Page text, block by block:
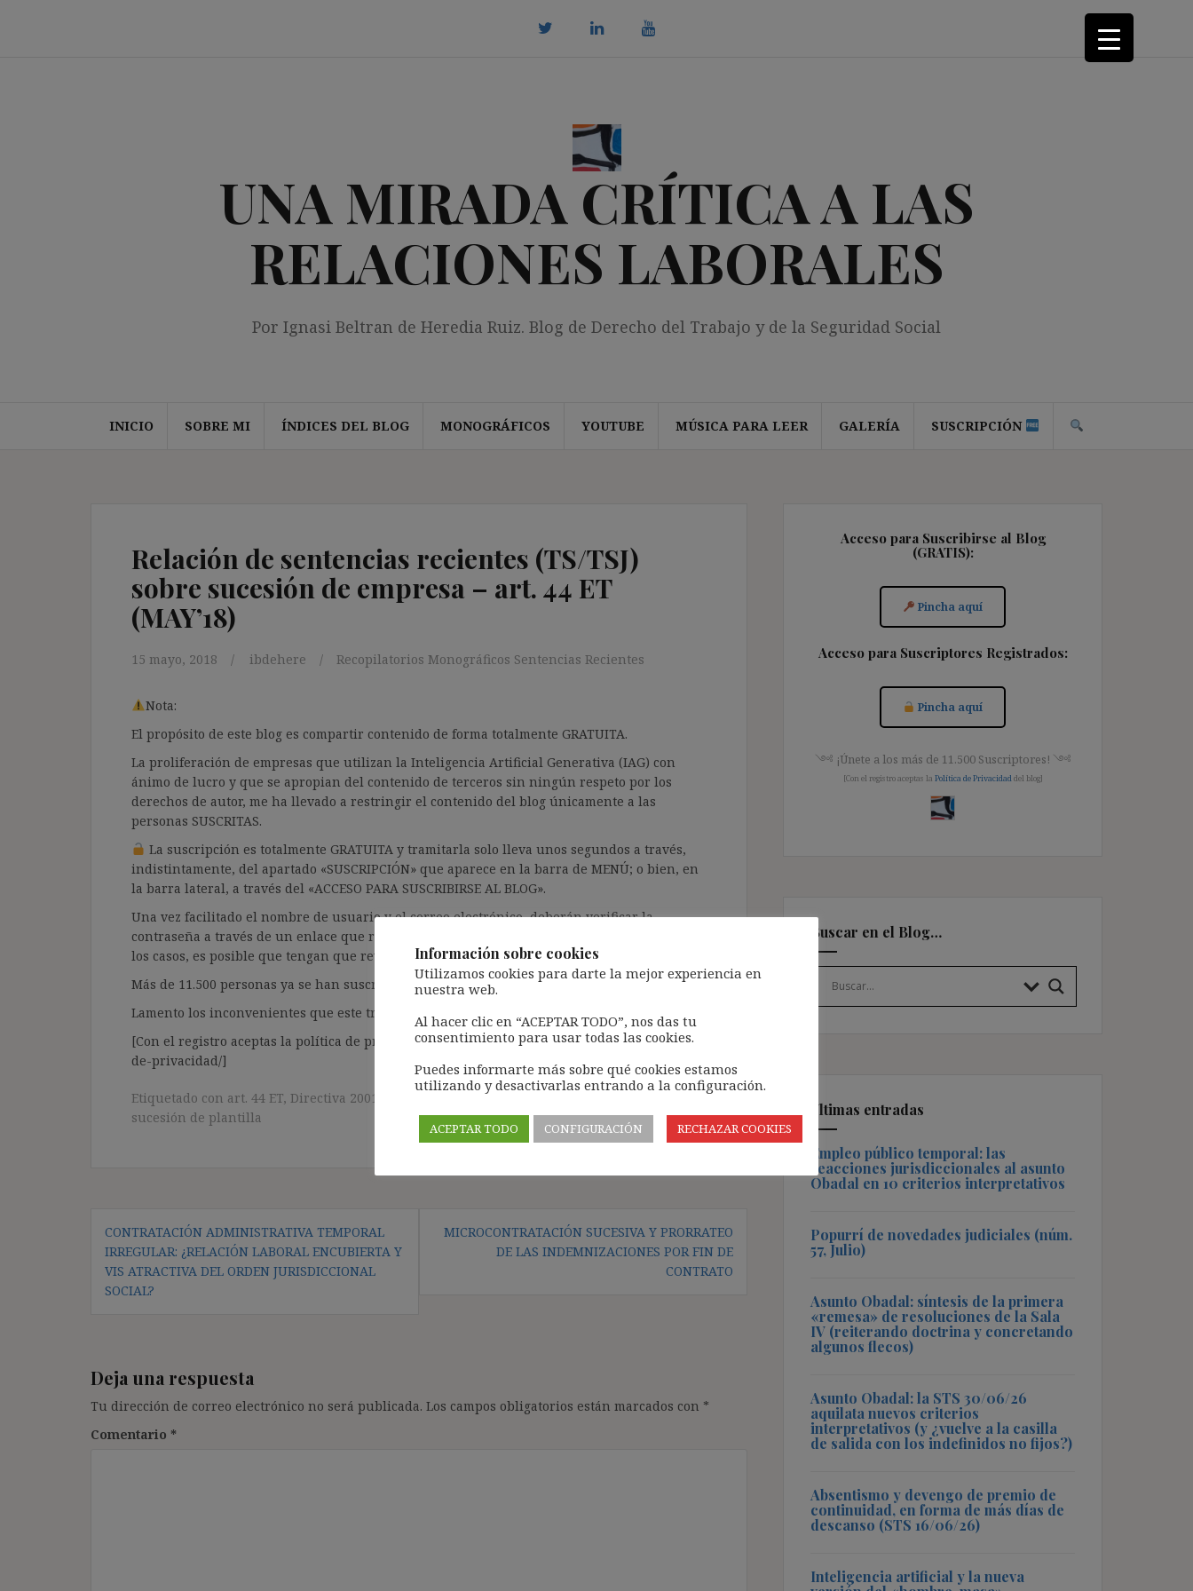
UNA MIRADA CRÍTICA A LAS
RELACIONES LABORALES
Por Ignasi Beltran de Heredia Ruiz. Blog de Derecho del Trabajo y de la Seguridad Social
INICIO SOBRE MI ÍNDICES DEL BLOG MONOGRÁFICOS YOUTUBE MÚSICA PARA LEER GALERÍA SUSCRIPCIÓN
Relación de sentencias recientes (TS/TSJ)
sobre sucesión de empresa – art. 44 ET
(MAY’18)
15 mayo, 2018 ibdehere Recopilatorios Monográficos Sentencias Recientes
Nota:
El propósito de este blog es compartir contenido de forma totalmente GRATUITA.
La proliferación de empresas que utilizan la Inteligencia Artificial Generativa (IAG) con
ánimo de lucro y que se apropian del contenido de terceros sin ningún respeto por los
derechos de autor, me ha llevado a restringir el contenido del blog únicamente a las
personas SUSCRITAS.
La suscripción es totalmente GRATUITA y tramitarla solo lleva unos segundos a través,
indistintamente, del apartado «SUSCRIPCIÓN» que aparece en la barra de MENÚ; o bien, en
la barra lateral, a través del «ACCESO PARA SUSCRIBIRSE AL BLOG».
Una vez facilitado el nombre de usuario y el correo electrónico, deberán verificar la
contraseña a través de un enlace que recibirán en el correo electrónico registrado (según
los casos, es posible que tengan que revisar la bandeja de «Spam»).
Más de 11.500 personas ya se han suscrito.
Lamento los inconvenientes que este trámite pueda causar.
[Con el registro aceptas la política de privacidad del blog: https://ignasibeltran.com/politica-
de-privacidad/]
Etiquetado con art. 44 ET, Directiva 2001/23 subrogación de empresa
sucesión de plantilla
Navegación
de
entradas
CONTRATACIÓN ADMINISTRATIVA TEMPORAL
IRREGULAR: ¿RELACIÓN LABORAL ENCUBIERTA Y
VIS ATRACTIVA DEL ORDEN JURISDICCIONAL
SOCIAL?
MICROCONTRATACIÓN SUCESIVA Y PRORRATEO
DE LAS INDEMNIZACIONES POR FIN DE
CONTRATO
Deja una respuesta
Tu dirección de correo electrónico no será publicada. Los campos obligatorios están marcados con *
Comentario *
Acceso para Suscribirse al Blog
(GRATIS):
Pincha aquí
Acceso para Suscriptores Registrados:
Pincha aquí
༺ ¡Únete a los más de 11.500 Suscriptores! ༺
[Con el registro aceptas la Política de Privacidad del blog]
Buscar en el Blog…
Últimas entradas
Empleo público temporal: las
reacciones jurisdiccionales al asunto
Obadal en 10 criterios interpretativos
Popurrí de novedades judiciales (núm.
57, Julio)
Asunto Obadal: síntesis de la primera
«remesa» de resoluciones de la Sala
IV (reiterando doctrina y concretando
algunos flecos)
Asunto Obadal: la STS 30/06/26
aquilata nuevos criterios
interpretativos (y ¿vuelve a la casilla
de salida con los indefinidos no fijos?)
Absentismo y devengo de premio de
continuidad, en forma de más días de
descanso (STS 16/06/26)
Inteligencia artificial y la nueva
Información sobre cookies
Utilizamos cookies para darte la mejor experiencia en
nuestra web.
Al hacer clic en “ACEPTAR TODO”, nos das tu
consentimiento para usar todas las cookies.
Puedes informarte más sobre qué cookies estamos
utilizando y desactivarlas entrando a la configuración.
ACEPTAR TODO CONFIGURACIÓN RECHAZAR COOKIES